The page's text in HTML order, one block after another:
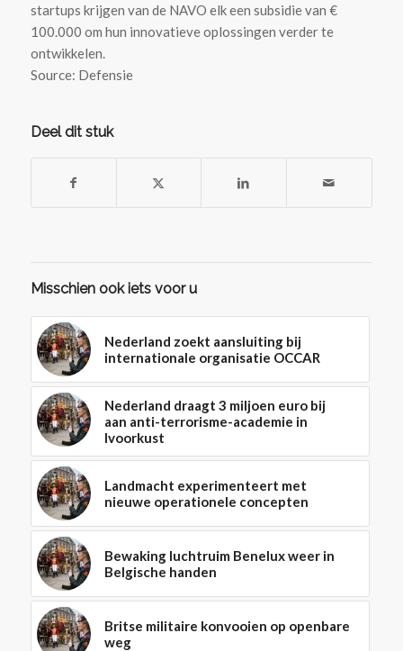
startups krijgen van de NAVO elk een subsidie van €
100.000 om hun innovatieve oplossingen verder te
ontwikkelen.
Source: Defensie
Deel dit stuk
Misschien ook iets voor u
Nederland zoekt aansluiting bij
internationale organisatie OCCAR
Nederland draagt 3 miljoen euro bij
aan anti-terrorisme-academie in
Ivoorkust
Landmacht experimenteert met
nieuwe operationele concepten
Bewaking luchtruim Benelux weer in
Belgische handen
Britse militaire konvooien op openbare
weg